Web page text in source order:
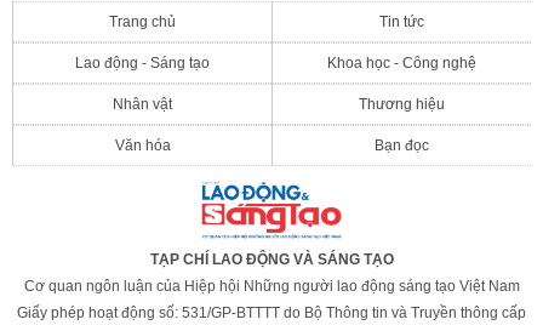
Trang chủ Tin tức
Lao động - Sáng tạo Khoa học - Công nghệ
Nhân vật Thương hiệu
Văn hóa Bạn đọc
TẠP CHÍ LAO ĐỘNG VÀ SÁNG TẠO
Cơ quan ngôn luận của Hiệp hội Những người lao động sáng tạo Việt Nam
Giấy phép hoạt động số: 531/GP-BTTTT do Bộ Thông tin và Truyền thông cấp